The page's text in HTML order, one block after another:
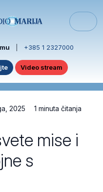
+385 1 2327000
Video stream
2025 1 minuta čitanja
mise i
s